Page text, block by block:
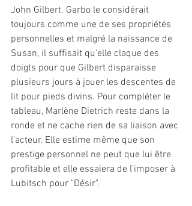
John Gilbert. Garbo le considérait
toujours comme une de ses propriétés
personnelles et malgré la naissance de
Susan, il suffisait qu'elle claque des
doigts pour que Gilbert disparaisse
plusieurs jours à jouer les descentes de
lit pour pieds divins. Pour compléter le
tableau, Marlène Dietrich reste dans la
ronde et ne cache rien de sa liaison avec
l'acteur. Elle estime même que son
prestige personnel ne peut que lui être
profitable et elle essaiera de l'imposer à
Lubitsch pour "Désir".